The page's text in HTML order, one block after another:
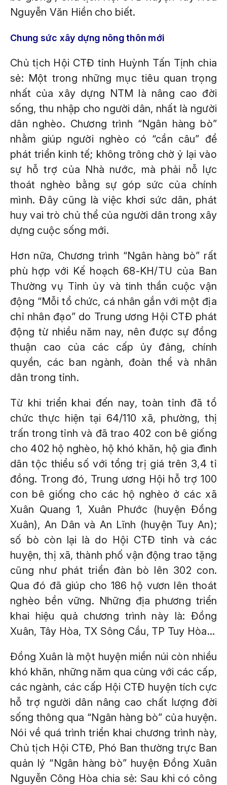
Nguyễn Văn Hiền cho biết.
Chung sức xây dựng nông thôn mới
Chủ tịch Hội CTĐ tỉnh Huỳnh Tấn Tịnh chia
sẻ: Một trong những mục tiêu quan trọng
nhất của xây dựng NTM là nâng cao đời
sống, thu nhập cho người dân, nhất là người
dân nghèo. Chương trình “Ngân hàng bò”
nhằm giúp người nghèo có “cần câu” để
phát triển kinh tế; không trông chờ ỷ lại vào
sự hỗ trợ của Nhà nước, mà phải nỗ lực
thoát nghèo bằng sự góp sức của chính
mình. Đây cũng là việc khơi sức dân, phát
huy vai trò chủ thể của người dân trong xây
dựng cuộc sống mới.
Hơn nữa, Chương trình “Ngân hàng bò” rất
phù hợp với Kế hoạch 68-KH/TU của Ban
Thường vụ Tỉnh ủy và tinh thần cuộc vận
động “Mỗi tổ chức, cá nhân gắn với một địa
chỉ nhân đạo” do Trung ương Hội CTĐ phát
động từ nhiều năm nay, nên được sự đồng
thuận cao của các cấp ủy đảng, chính
quyền, các ban ngành, đoàn thể và nhân
dân trong tỉnh.
Từ khi triển khai đến nay, toàn tỉnh đã tổ
chức thực hiện tại 64/110 xã, phường, thị
trấn trong tỉnh và đã trao 402 con bê giống
cho 402 hộ nghèo, hộ khó khăn, hộ gia đình
dân tộc thiểu số với tổng trị giá trên 3,4 tỉ
đồng. Trong đó, Trung ương Hội hỗ trợ 100
con bê giống cho các hộ nghèo ở các xã
Xuân Quang 1, Xuân Phước (huyện Đồng
Xuân), An Dân và An Lĩnh (huyện Tuy An);
số bò còn lại là do Hội CTĐ tỉnh và các
huyện, thị xã, thành phố vận động trao tặng
cũng như phát triển đàn bò lên 302 con.
Qua đó đã giúp cho 186 hộ vươn lên thoát
nghèo bền vững. Những địa phương triển
khai hiệu quả chương trình này là: Đồng
Xuân, Tây Hòa, TX Sông Cầu, TP Tuy Hòa...
Đồng Xuân là một huyện miền núi còn nhiều
khó khăn, những năm qua cùng với các cấp,
các ngành, các cấp Hội CTĐ huyện tích cực
hỗ trợ người dân nâng cao chất lượng đời
sống thông qua “Ngân hàng bò” của huyện.
Nói về quá trình triển khai chương trình này,
Chủ tịch Hội CTĐ, Phó Ban thường trực Ban
quản lý “Ngân hàng bò” huyện Đồng Xuân
Nguyễn Công Hòa chia sẻ: Sau khi có công